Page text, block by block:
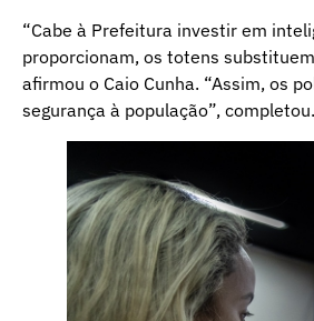
“Cabe à Prefeitura investir em
proporcionam, os totens
afirmou o Caio Cunha. “Assim, os
segurança à população”, completou.